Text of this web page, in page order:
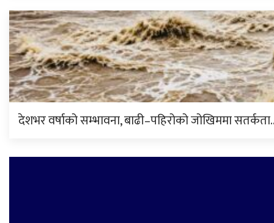
देशभर वर्षाको सम्भावना, बाढी–पहिरोको जोखिममा